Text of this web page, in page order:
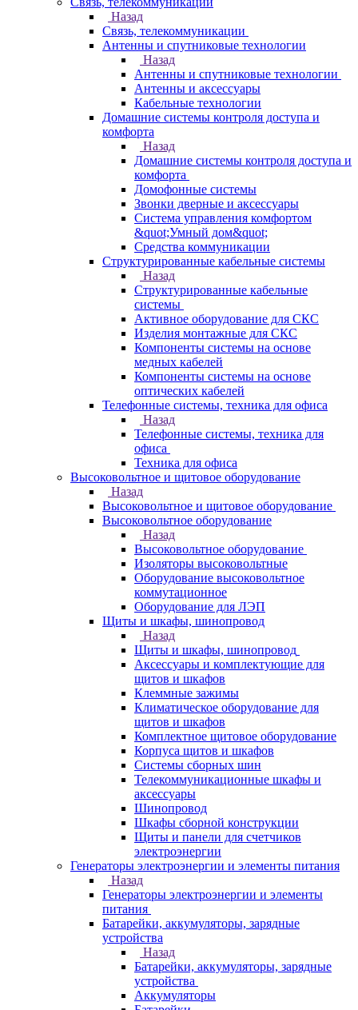
Назад
Связь, телекоммуникации
Антенны и спутниковые технологии
Назад
Антенны и спутниковые технологии
Антенны и аксессуары
Кабельные технологии
Домашние системы контроля доступа и
комфорта
Назад
Домашние системы контроля доступа и
комфорта
Домофонные системы
Звонки дверные и аксессуары
Система управления комфортом
&quot;Умный дом&quot;
Средства коммуникации
Структурированные кабельные системы
Назад
Структурированные кабельные
системы
Активное оборудование для СКС
Изделия монтажные для СКС
Компоненты системы на основе
медных кабелей
Компоненты системы на основе
оптических кабелей
Телефонные системы, техника для офиса
Назад
Телефонные системы, техника для
офиса
Техника для офиса
Высоковольтное и щитовое оборудование
Назад
Высоковольтное и щитовое оборудование
Высоковольтное оборудование
Назад
Высоковольтное оборудование
Изоляторы высоковольтные
Оборудование высоковольтное
коммутационное
Оборудование для ЛЭП
Щиты и шкафы, шинопровод
Назад
Щиты и шкафы, шинопровод
Аксессуары и комплектующие для
щитов и шкафов
Клеммные зажимы
Климатическое оборудование для
щитов и шкафов
Комплектное щитовое оборудование
Корпуса щитов и шкафов
Системы сборных шин
Телекоммуникационные шкафы и
аксессуары
Шинопровод
Шкафы сборной конструкции
Щиты и панели для счетчиков
электроэнергии
Генераторы электроэнергии и элементы питания
Назад
Генераторы электроэнергии и элементы
питания
Батарейки, аккумуляторы, зарядные
устройства
Назад
Батарейки, аккумуляторы, зарядные
устройства
Аккумуляторы